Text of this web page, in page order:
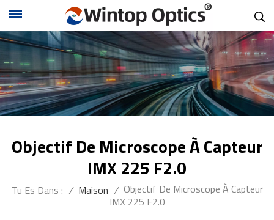
Objectif De Microscope À Capteur
IMX 225 F2.0
Tu Es Dans : / Maison / Objectif De Microscope À Capteur
IMX 225 F2.0